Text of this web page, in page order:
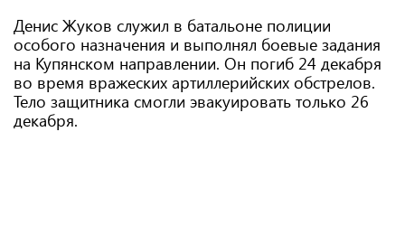
Денис Жуков служил в батальоне полиции
особого назначения и выполнял боевые задания
на Купянском направлении. Он погиб 24 декабря
во время вражеских артиллерийских обстрелов.
Тело защитника смогли эвакуировать только 26
декабря.